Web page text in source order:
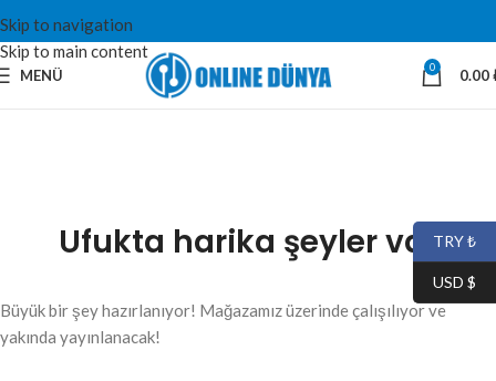
Skip to navigation
Skip to main content
MENÜ 0 0.00
Ufukta harika şeyler var
Büyük bir şey hazırlanıyor! Mağazamız üzerinde çalışılıyor ve
yakında yayınlanacak!
TRY ₺
USD $